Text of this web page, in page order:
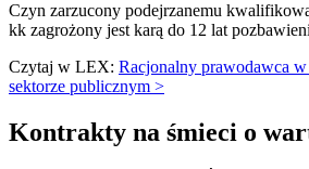
Czyn zarzucony podejrzanemu
kk zagrożony jest karą do 12 lat
Czytaj w LEX: Racjonalny prawodawca
sektorze publicznym >
Kontrakty na śmieci o